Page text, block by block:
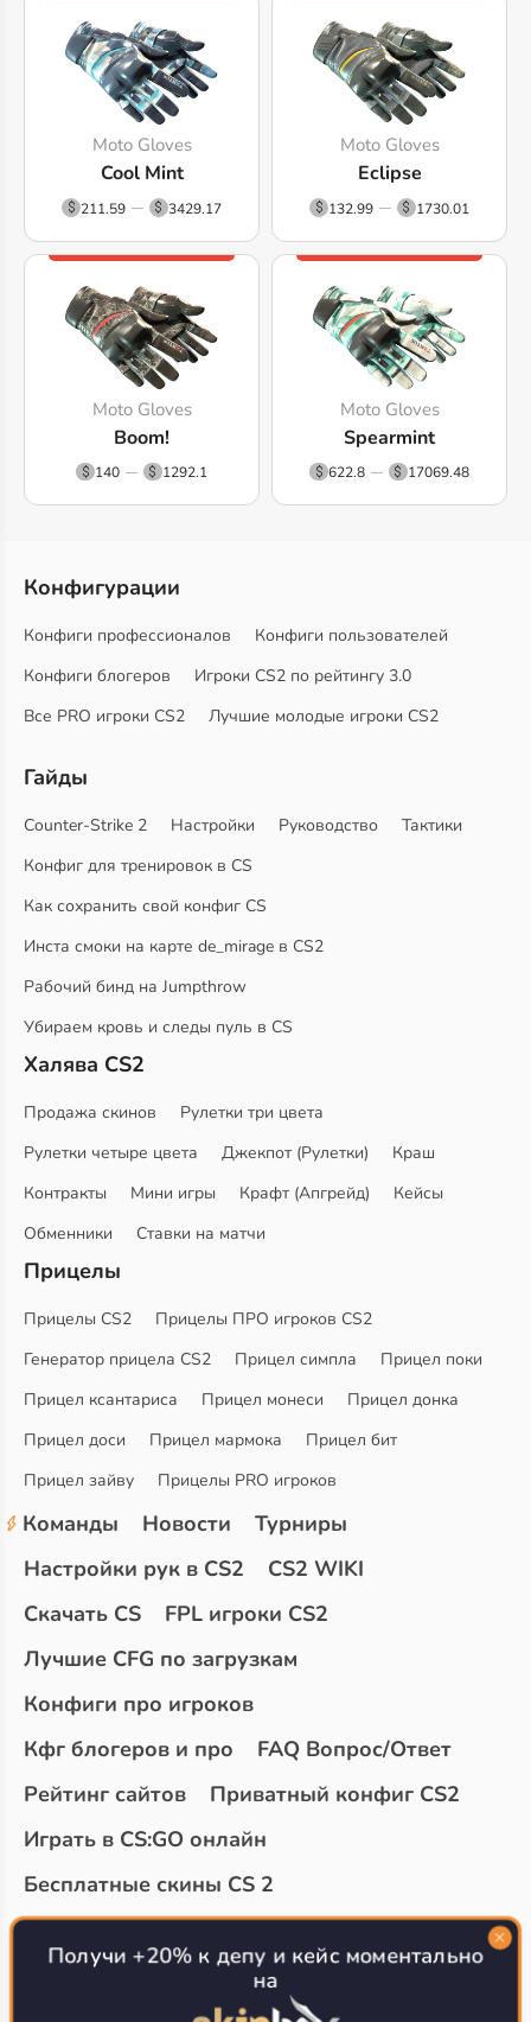
Moto Gloves
Cool Mint
211.59 3429.17
Moto Gloves
Eclipse
132.99 1730.01
Moto Gloves
Boom!
140 1292.1
Moto Gloves
Spearmint
622.8 17069.48
Конфигурации
Конфиги профессионалов
Конфиги пользователей
Конфиги блогеров
Игроки CS2 по рейтингу 3.0
Все PRO игроки CS2
Лучшие молодые игроки CS2
Гайды
Counter-Strike 2 Настройки Руководство
Тактики
Конфиг для тренировок в CS
Как сохранить свой конфиг CS
Инста смоки на карте de_mirage в CS2
Рабочий бинд на Jumpthrow
Убираем кровь и следы пуль в CS
Халява CS2
Продажа скинов
Рулетки три цвета
Рулетки четыре цвета
Джекпот (Рулетки)
Краш
Контракты
Мини игры Крафт (Апгрейд)
Кейсы
Обменники
Ставки на матчи
Прицелы
Прицелы CS2
Прицелы ПРО игроков CS2
Генератор прицела CS2
Прицел симпла
Прицел поки
Прицел ксантариса
Прицел монеси
Прицел донка
Прицел доси
Прицел мармока
Прицел бит
Прицел зайву
Прицелы PRO игроков
Команды Новости
Турниры
Настройки рук в CS2
CS2 WIKI
Скачать CS
FPL игроки CS2
Лучшие CFG по загрузкам
Конфиги про игроков
Кфг блогеров и про
FAQ Вопрос/Ответ
Рейтинг сайтов
Приватный конфиг CS2
Играть в CS:GO онлайн
Бесплатные скины CS 2
Топ сайтов с халявой КС 2
О проекте
Получи +20% к депу и кейс моментально
на